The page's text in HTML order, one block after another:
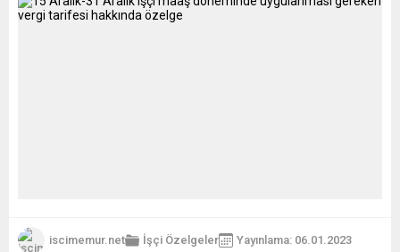
iscimemur.net İşçi Özelgeler Yayınlama: 06.01.2023